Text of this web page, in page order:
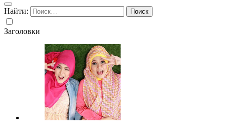
Найти:
Заголовки